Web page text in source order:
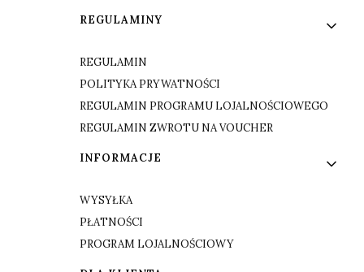
Linki w stopce
REGULAMINY
REGULAMIN
POLITYKA PRYWATNOŚCI
REGULAMIN PROGRAMU LOJALNOŚCIOWEGO
REGULAMIN ZWROTU NA VOUCHER
INFORMACJE
WYSYŁKA
PŁATNOŚCI
PROGRAM LOJALNOŚCIOWY